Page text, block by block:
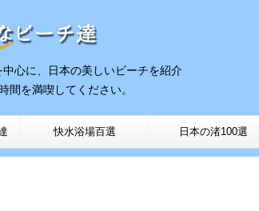
心に、日本の美しいビーチを紹介
間を満喫してください。
快水浴場百選 日本の渚100選